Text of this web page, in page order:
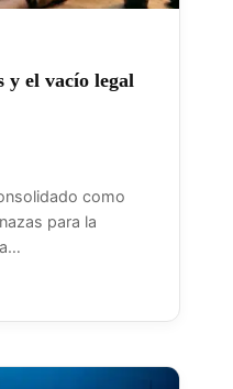
y el vacío legal
como
para la